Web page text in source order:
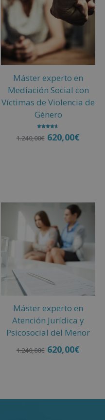
Máster experto en
Mediación Social con
Víctimas de Violencia de
Género
con
4.50
1.240,00€ 620,00€
Máster experto en
Atención Jurídica y
Psicosocial del Menor
1.240,00€ 620,00€